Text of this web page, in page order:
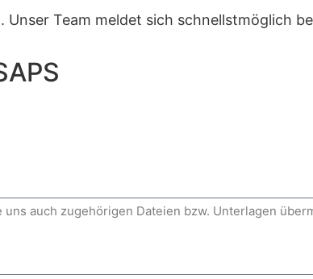
Unser Team meldet sich schnellstmöglich